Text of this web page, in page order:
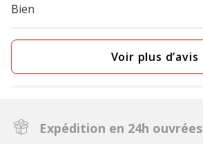
Bien
Voir plus d’avis
Expédition en 24h ouvrées